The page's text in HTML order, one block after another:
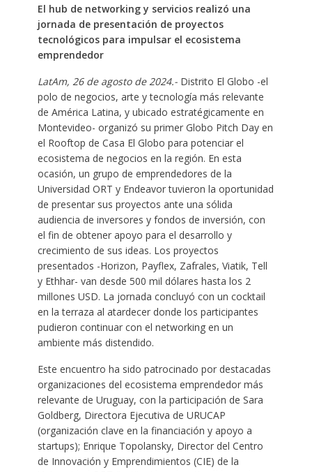
El hub de networking y servicios realizó una
jornada de presentación de proyectos
tecnológicos para impulsar el ecosistema
emprendedor
LatAm, 26 de agosto de 2024.-Distrito El Globo -el
polo de negocios, arte y tecnología más relevante
de América Latina, y ubicado estratégicamente en
Montevideo- organizó su primer Globo Pitch Day en
el Rooftop de Casa El Globo para potenciar el
ecosistema de negocios en la región. En esta
ocasión, un grupo de emprendedores de la
Universidad ORT y Endeavor tuvieron la oportunidad
de presentar sus proyectos ante una sólida
audiencia de inversores y fondos de inversión, con
el fin de obtener apoyo para el desarrollo y
crecimiento de sus ideas. Los proyectos
presentados -Horizon, Payflex, Zafrales, Viatik, Tell
y Ethhar- van desde 500 mil dólares hasta los 2
millones USD. La jornada concluyó con un cocktail
en la terraza al atardecer donde los participantes
pudieron continuar con el networking en un
ambiente más distendido.
Este encuentro ha sido patrocinado por destacadas
organizaciones del ecosistema emprendedor más
relevante de Uruguay, con la participación de Sara
Goldberg, Directora Ejecutiva de URUCAP
(organización clave en la financiación y apoyo a
startups); Enrique Topolansky, Director del Centro
de Innovación y Emprendimientos (CIE) de la